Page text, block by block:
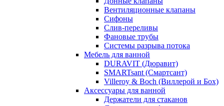
Вентиляционные клапаны
Сифоны
Слив-переливы
Фановые трубы
Системы разрыва потока
Мебель для ванной
DURAVIT (Дюравит)
SMARTsant (Смартсант)
Villeroy & Boch (Виллерой и Бох)
Аксессуары для ванной
Держатели для стаканов